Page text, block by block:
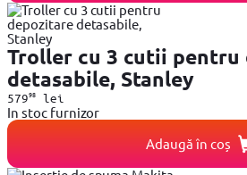
Troller cu 3 cutii pentru
detasabile, Stanley
57998lei
In stoc furnizor
Adaugă în coș